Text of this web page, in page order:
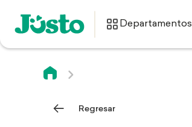
Departamentos
Regresar